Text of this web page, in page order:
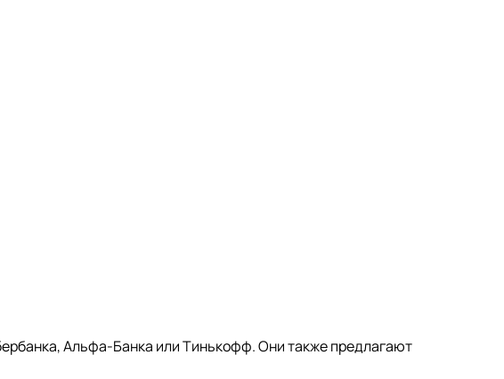
Альфа-Банка или Тинькофф. Они также предлагают